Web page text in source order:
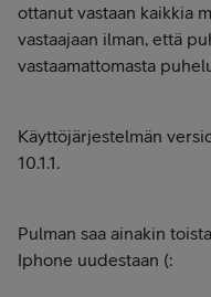
ottanut vastaan kaikkia
vastaajaan ilman, että
vastaamattomasta
Käyttöjärjestelmän
10.1.1.
Pulman saa ainakin
Iphone uudestaan (: